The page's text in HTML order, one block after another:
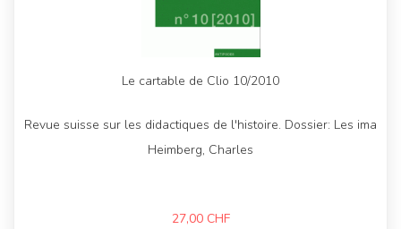
Le cartable de Clio 10/2010
Revue suisse sur les didactiques de l'histoire. Dossier: Les ima
Heimberg, Charles
27,00 CHF